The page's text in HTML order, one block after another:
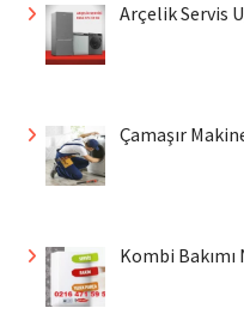
Arçelik Servis
Çamaşır
Kombi Bakımı